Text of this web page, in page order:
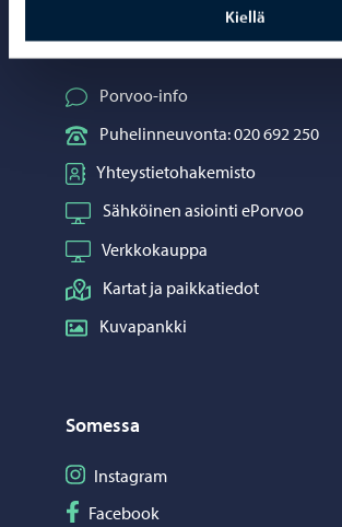
Kiellä
Yhteystiedot
Porvoo-info
Puhelinneuvonta: 020 692 250
Yhteystietohakemisto
Sähköinen asiointi ePorvoo
Verkkokauppa
Kartat ja paikkatiedot
Kuvapankki
Somessa
Seuraa Instagram
Instagram
Seuraa Facebook
Facebook